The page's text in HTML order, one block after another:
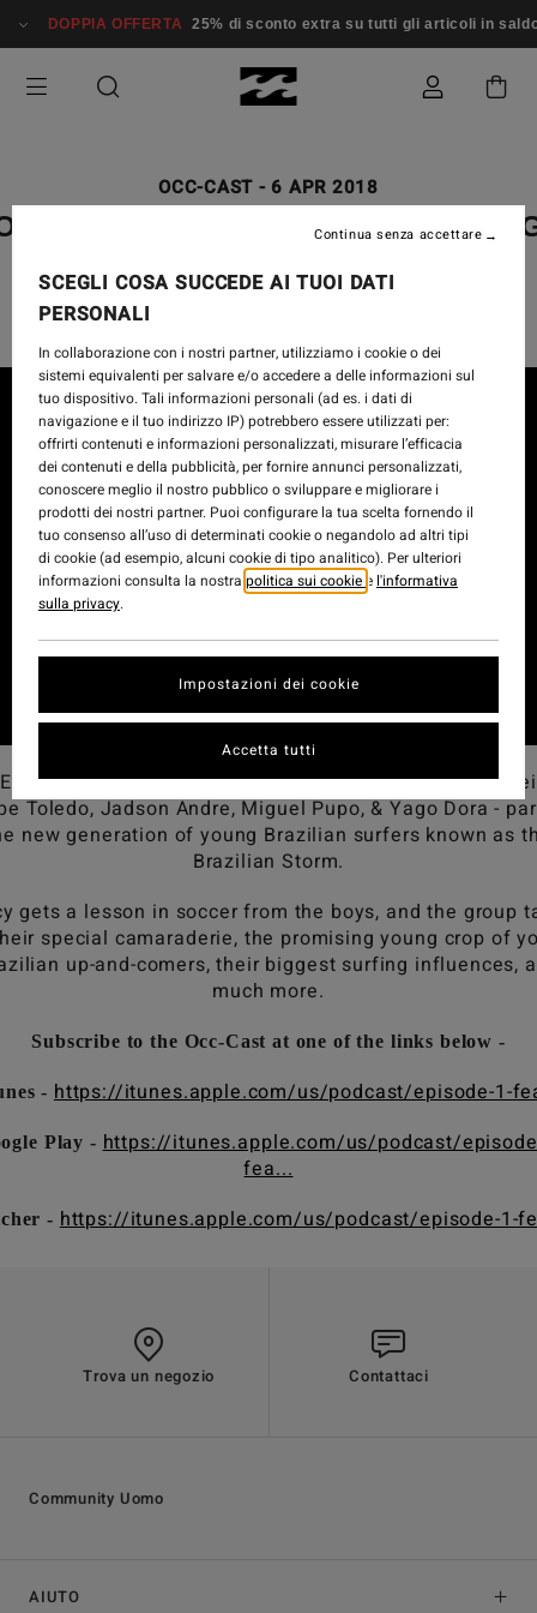
DOPPIA OFFERTA 25% di sconto extra su tutti gli articoli in
OCC-CAST - 6 APR 2018
CAST EPISODE 31
31 of the Occ-Cast, Occy is joined by Italo
Toledo, Jadson Andre, Miguel Pupo, & Yago Dora -
new generation of young Brazilian surfers known as
Brazilian Storm.
gets a lesson in soccer from the boys, and the group
special camaraderie, the promising young crop of
up-and-comers, their biggest surfing influences,
much more.
Subscribe to the Occ-Cast at one of the links below -
- https://itunes.apple.com/us/podcast/episode-1-
Play - https://itunes.apple.com/us/podcast/
fea...
- https://itunes.apple.com/us/podcast/episode-1-
Trova un negozio Contattaci
AIUTO
Community Uomo
SCEGLI COSA SUCCEDE AI TUOI DATI
PERSONALI
In collaborazione con i nostri partner, utilizziamo i cookie o dei
sistemi equivalenti per salvare e/o accedere a delle informazioni sul
tuo dispositivo. Tali informazioni personali (ad es. i dati di
navigazione e il tuo indirizzo IP) potrebbero essere utilizzati per:
offrirti contenuti e informazioni personalizzati, misurare l’efficacia
dei contenuti e della pubblicità, per fornire annunci personalizzati,
conoscere meglio il nostro pubblico o sviluppare e migliorare i
prodotti dei nostri partner. Puoi configurare la tua scelta fornendo il
tuo consenso all’uso di determinati cookie o negandolo ad altri tipi
di cookie (ad esempio, alcuni cookie di tipo analitico). Per ulteriori
informazioni consulta la nostra politica sui cookie e l'informativa
sulla privacy.
Impostazioni dei cookie
Continua senza accettare
Accetta tutti